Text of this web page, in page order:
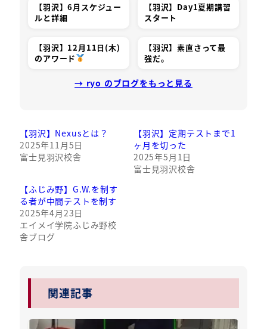
【羽沢】6月スケジュー
ルと詳細
【羽沢】Day1夏期講習
スタート
【羽沢】12月11日(木)
のアワード
【羽沢】素直さって最
強だ。
→ ryo のブログをもっと見る
【羽沢】Nexusとは？
2025年11月5日
富士見羽沢校舎
【羽沢】定期テストまで1
ヶ月を切った
2025年5月1日
富士見羽沢校舎
【ふじみ野】G.W.を制す
る者が中間テストを制す
2025年4月23日
エイメイ学院ふじみ野校
舎ブログ
関連記事